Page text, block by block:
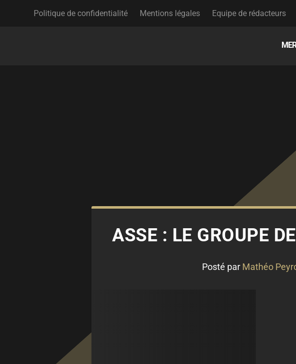
Politique de confidentialité Mentions légales Equipe de rédacteurs
ASSE : LE GROUPE
Posté par Mathéo